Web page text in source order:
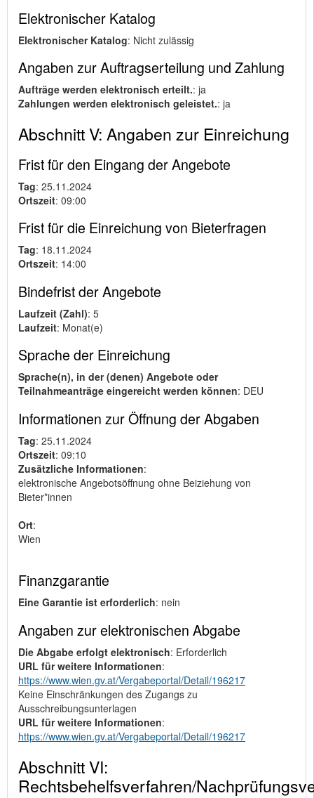
Elektronischer Katalog
Elektronischer Katalog: Nicht zulässig
Angaben zur Auftragserteilung und Zahlung
Aufträge werden elektronisch erteilt.: ja
Zahlungen werden elektronisch geleistet.: ja
Abschnitt V: Angaben zur Einreichung
Frist für den Eingang der Angebote
Tag: 25.11.2024
Ortszeit: 09:00
Frist für die Einreichung von Bieterfragen
Tag: 18.11.2024
Ortszeit: 14:00
Bindefrist der Angebote
Laufzeit (Zahl): 5
Laufzeit: Monat(e)
Sprache der Einreichung
Sprache(n), in der (denen) Angebote oder
Teilnahmeanträge eingereicht werden können: DEU
Informationen zur Öffnung der Abgaben
Tag: 25.11.2024
Ortszeit: 09:10
Zusätzliche Informationen:
elektronische Angebotsöffnung ohne Beiziehung von
Bieter*innen
Ort:
Wien
Finanzgarantie
Eine Garantie ist erforderlich: nein
Angaben zur elektronischen Abgabe
Die Abgabe erfolgt elektronisch: Erforderlich
URL für weitere Informationen:
https://www.wien.gv.at/Vergabeportal/Detail/196217
Keine Einschränkungen des Zugangs zu
Ausschreibungsunterlagen
URL für weitere Informationen:
https://www.wien.gv.at/Vergabeportal/Detail/196217
Abschnitt VI:
Rechtsbehelfsverfahren/